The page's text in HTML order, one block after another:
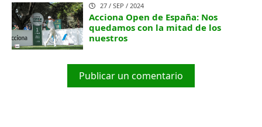
27 / SEP / 2024
Acciona Open de España: Nos
quedamos con la mitad de los
nuestros
Publicar un comentario